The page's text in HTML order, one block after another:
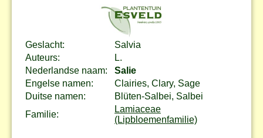
Geslacht:
Salvia
Auteurs:
L.
Nederlandse naam:
Salie
Engelse namen:
Clairies, Clary, Sage
Duitse namen:
Blüten-Salbei, Salbei
Familie:
Lamiaceae
(Lipbloemenfamilie)